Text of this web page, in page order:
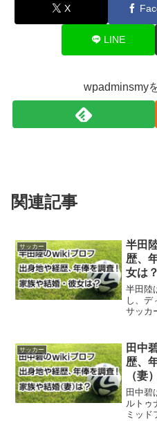
X
LINE
wpadminsmy
関連記事
サッカー
半田
歴、
女は？
半田陸
し、デ
サッカ
持って
らいな
サッカー
田中
歴、
（妻
田中碧
ルトゥ
ミッド